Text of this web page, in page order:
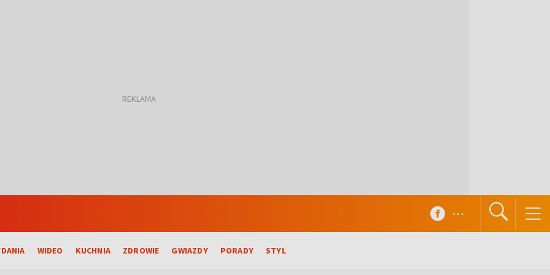
WIDEO KUCHNIA ZDROWIE GWIAZDY PORADY STYL
...